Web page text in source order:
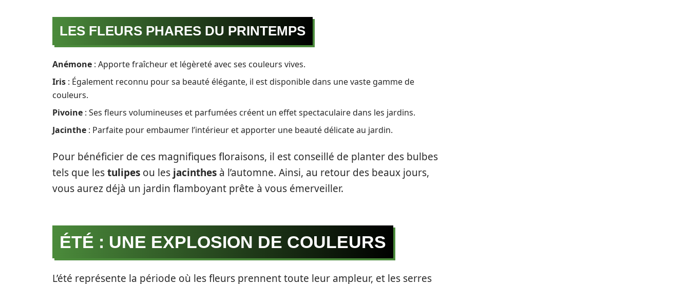
LES FLEURS PHARES DU PRINTEMPS
Anémone : Apporte fraîcheur et légèreté avec ses couleurs vives.
Iris : Également reconnu pour sa beauté élégante, il est disponible dans une vaste gamme de
couleurs.
Pivoine : Ses fleurs volumineuses et parfumées créent un effet spectaculaire dans les jardins.
Jacinthe : Parfaite pour embaumer l’intérieur et apporter une beauté délicate au jardin.
Pour bénéficier de ces magnifiques floraisons, il est conseillé de planter des bulbes
tels que lestulipes ou les jacinthes à l’automne. Ainsi, au retour des beaux jours,
vous aurez déjà un jardin flamboyant prête à vous émerveiller.
ÉTÉ : UNE EXPLOSION DE COULEURS
L’été représente la période où les fleurs prennent toute leur ampleur, et les serres